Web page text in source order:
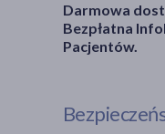
Darmowa
Bezpłatna
Pacjentów.